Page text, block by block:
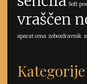
Soft pos
vraščen
aparat cena zobozdravnik
Kategorije